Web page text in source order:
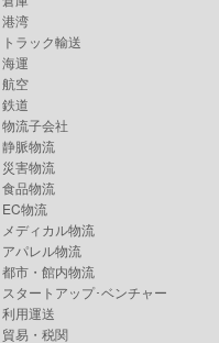
港湾
トラック輸送
海運
航空
鉄道
物流子会社
静脈物流
災害物流
食品物流
EC物流
メディカル物流
アパレル物流
都市・館内物流
スタートアップ･ベンチャー
利用運送
貿易・税関